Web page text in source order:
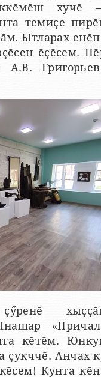
хучӗ
темиҫе
Ытларах
ӗҫӗсем.
кӗтӗм.
ҫукччӗ. Анчах
Кунта